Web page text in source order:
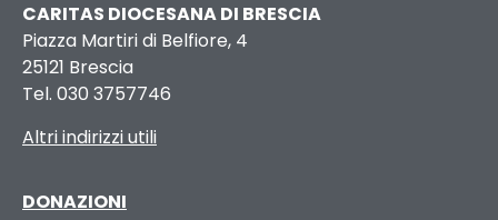
CARITAS DIOCESANA DI BRESCIA
Piazza Martiri di Belfiore, 4
25121 Brescia
Tel. 030 3757746
Altri indirizzi utili
DONAZIONI